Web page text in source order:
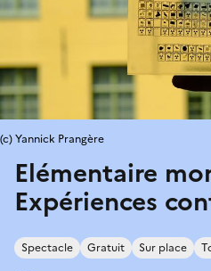
Elémentaire
Expériences
Spectacle Gratuit Sur place
(c) Yannick Prangère